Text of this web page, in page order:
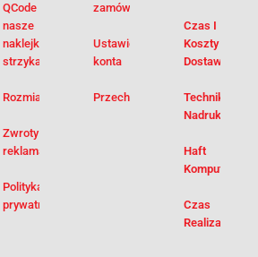
Czas I
Koszty
Dostawy
Techniki
Nadruku
Haft
Komputerowy
Czas
Realizacji
zamówienia
Ustawienia
konta
Przechowalnia
QCode –
nasze
naklejki na
strzykawki
Rozmiarówka
Zwroty i
reklamacje
Polityka
prywatności